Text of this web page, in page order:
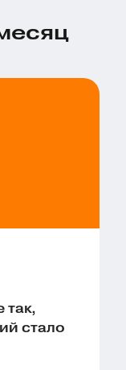
так,
стало